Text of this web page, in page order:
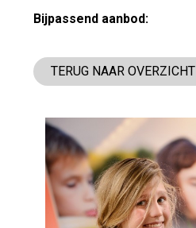
Bijpassend aanbod:
TERUG NAAR OVERZICHT